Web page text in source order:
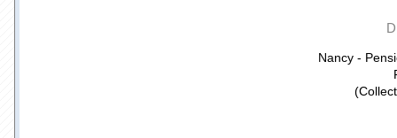
Nancy -